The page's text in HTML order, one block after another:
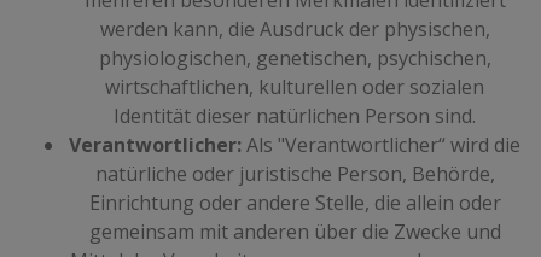
werden kann, die Ausdruck der physischen,
physiologischen, genetischen, psychischen,
wirtschaftlichen, kulturellen oder sozialen
Identität dieser natürlichen Person sind.
Verantwortlicher:Als "Verantwortlicher“ wird die
natürliche oder juristische Person, Behörde,
Einrichtung oder andere Stelle, die allein oder
gemeinsam mit anderen über die Zwecke und